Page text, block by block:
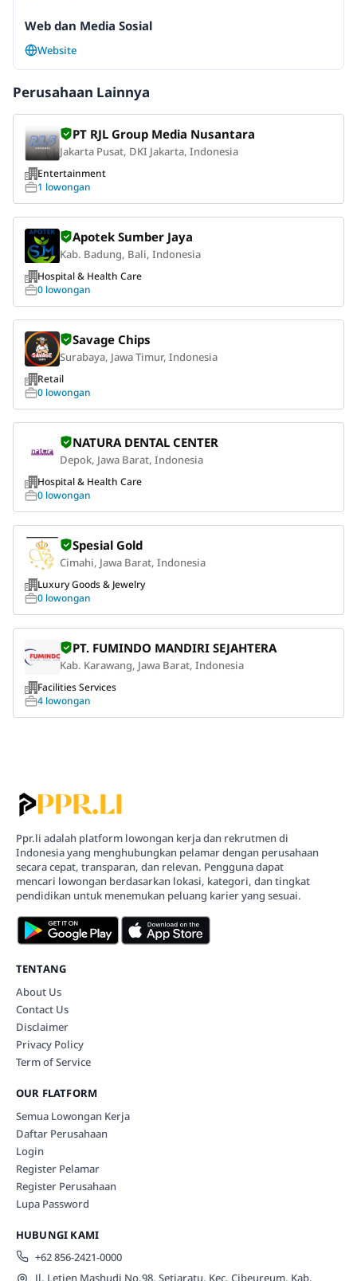
Web dan Media Sosial
Website
Perusahaan Lainnya
PT RJL Group Media Nusantara
Jakarta Pusat, DKI Jakarta, Indonesia
Entertainment
1 lowongan
Apotek Sumber Jaya
Kab. Badung, Bali, Indonesia
Hospital & Health Care
0 lowongan
Savage Chips
Surabaya, Jawa Timur, Indonesia
Retail
0 lowongan
NATURA DENTAL CENTER
Depok, Jawa Barat, Indonesia
Hospital & Health Care
0 lowongan
Spesial Gold
Cimahi, Jawa Barat, Indonesia
Luxury Goods & Jewelry
0 lowongan
PT. FUMINDO MANDIRI SEJAHTERA
Kab. Karawang, Jawa Barat, Indonesia
Facilities Services
4 lowongan
Ppr.li adalah platform lowongan kerja dan rekrutmen di
Indonesia yang menghubungkan pelamar dengan perusahaan
secara cepat, transparan, dan relevan. Pengguna dapat
mencari lowongan berdasarkan lokasi, kategori, dan tingkat
pendidikan untuk menemukan peluang karier yang sesuai.
TENTANG
About Us
Contact Us
Disclaimer
Privacy Policy
Term of Service
OUR FLATFORM
Semua Lowongan Kerja
Daftar Perusahaan
Login
Register Pelamar
Register Perusahaan
Lupa Password
HUBUNGI KAMI
+62 856-2421-0000